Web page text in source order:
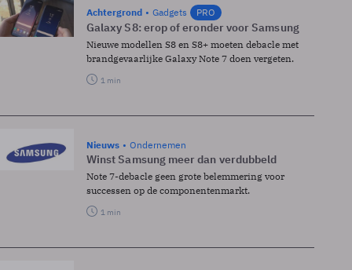
Achtergrond Gadgets PRO
Galaxy S8: erop of eronder voor Samsung
Nieuwe modellen S8 en S8+ moeten debacle met
brandgevaarlijke Galaxy Note 7 doen vergeten.
1 min
Nieuws Ondernemen
Winst Samsung meer dan verdubbeld
Note 7-debacle geen grote belemmering voor
successen op de componentenmarkt.
1 min